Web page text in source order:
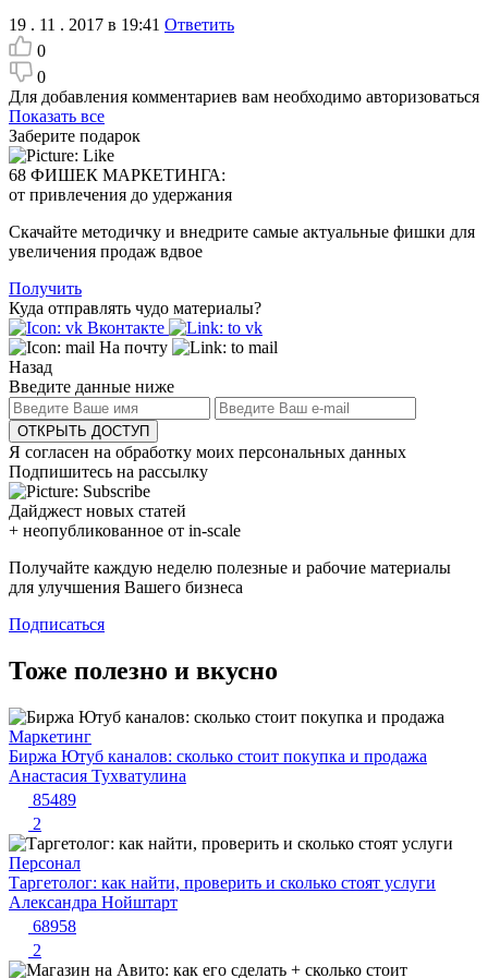
19 . 11 . 2017 в 19:41 Ответить
0
0
Для добавления комментариев вам необходимо авторизоваться
Показать все
Заберите подарок
68 ФИШЕК МАРКЕТИНГА:
от привлечения до удержания
Скачайте методичку и внедрите самые актуальные фишки для
увеличения продаж вдвое
Получить
Куда отправлять чудо материалы?
Вконтакте
На почту
Назад
Введите данные ниже
ОТКРЫТЬ ДОСТУП
Я согласен на обработку моих персональных данных
Подпишитесь на рассылку
Дайджест новых статей
+ неопубликованное от in-scale
Получайте каждую неделю полезные и рабочие материалы
для улучшения Вашего бизнеса
Подписаться
Тоже полезно и вкусно
Маркетинг
Биржа Ютуб каналов: сколько стоит покупка и продажа
Анастасия Тухватулина
85489
2
Персонал
Таргетолог: как найти, проверить и сколько стоят услуги
Александра Нойштарт
68958
2